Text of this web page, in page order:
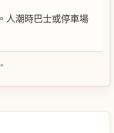
人潮時巴士或停車場